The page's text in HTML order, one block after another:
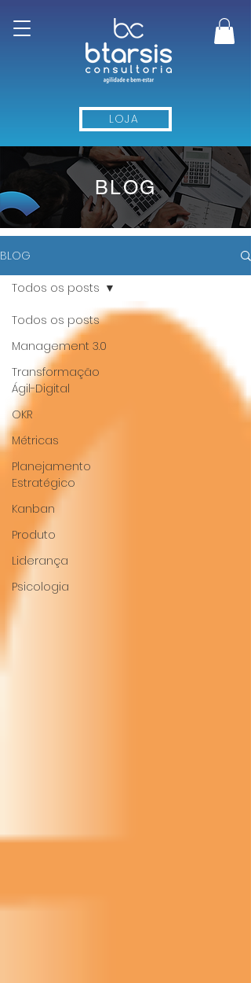
LOJA
BLOG
BLOG
Todos os posts
Management 3.0
Transformação
Ágil-Digital
OKR
Métricas
Planejamento
Estratégico
Kanban
Produto
Liderança
Psicologia
Todos os posts